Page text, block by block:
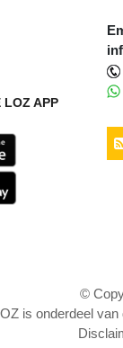
LOZ APP
©
is onderdeel